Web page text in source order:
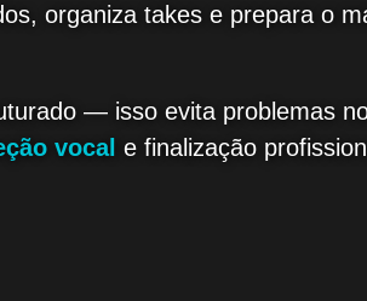
organiza takes e prepara o
— isso evita problemas
vocal e finalização